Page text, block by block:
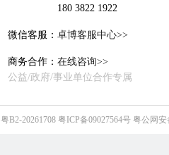
180 3822 1922
微信客服： 卓博客服中心>>
商务合作： 在线咨询>>
公益/政府/事业单位合作专属
粤B2-20261708 粤ICP备09027564号 粤公网安